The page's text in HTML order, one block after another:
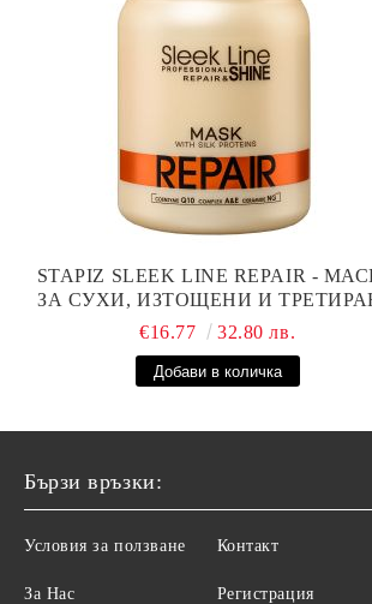
STAPIZ SLEEK LINE REPAIR -
ЗА СУХИ, ИЗТОЩЕНИ И
КОСИ С КОПРИНЕНИ
€16.77 32.80 лв.
Бързи връзки:
Условия за ползване
За Нас
Контакт
Регистрация